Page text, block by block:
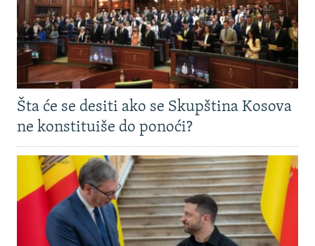
Šta će se desiti ako se Skupština Kosova
ne konstituiše do ponoći?